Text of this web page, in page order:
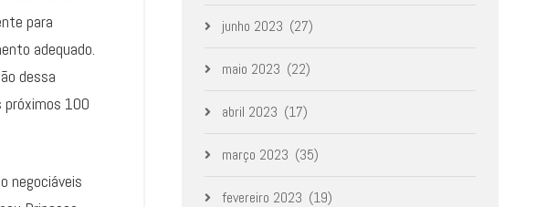
para
adequado.
dessa
próximos 100
negociáveis
junho 2023 (27)
maio 2023 (22)
abril 2023 (17)
março 2023 (35)
fevereiro 2023 (19)